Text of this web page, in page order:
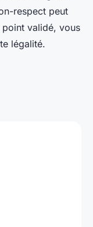
respect peut
validé, vous
légalité.